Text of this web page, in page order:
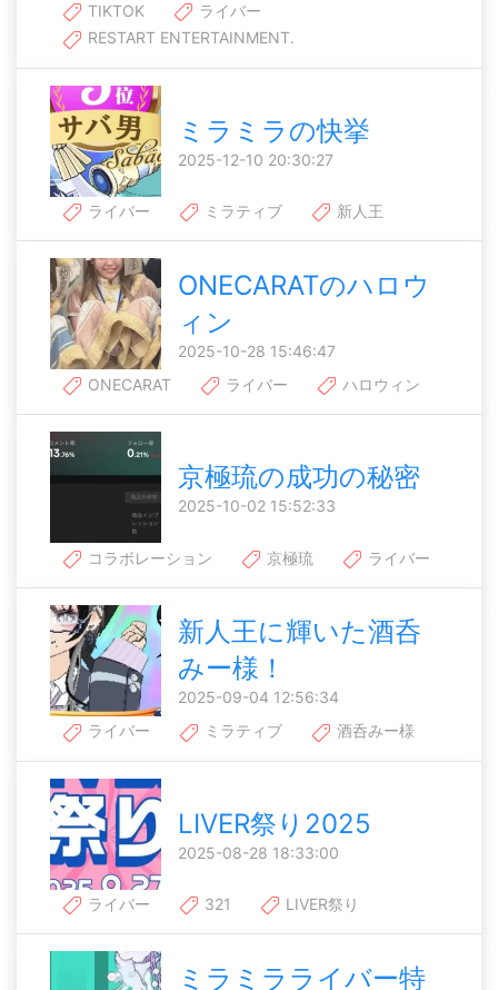
TIKTOK
ライバー
RESTART ENTERTAINMENT.
ミラミラの快挙
2025-12-10 20:30:27
ライバー ミラティブ 新人王
ONECARATのハロウ
ィン
2025-10-28 15:46:47
ONECARAT
ライバー ハロウィン
京極琉の成功の秘密
2025-10-02 15:52:33
コラボレーション 京極琉 ライバー
新人王に輝いた酒呑
みー様！
2025-09-04 12:56:34
ライバー
ミラティブ 酒呑みー様
LIVER祭り2025
2025-08-28 18:33:00
ライバー 321 LIVER祭り
ミラミラライバー特